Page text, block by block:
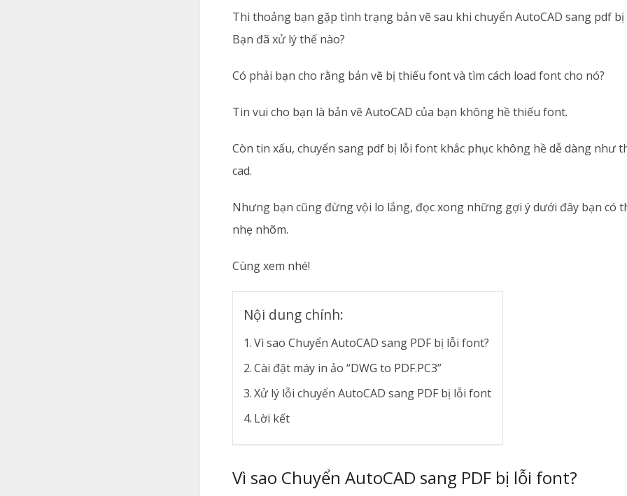
Thi thoảng bạn gặp tình trạng bản vẽ sau khi chuyển AutoCAD sang pdf
Bạn đã xử lý thế nào?
Có phải bạn cho rằng bản vẽ bị thiếu font và tìm cách load font cho nó?
Tin vui cho bạn là bản vẽ AutoCAD của bạn không hề thiếu font.
Còn tin xấu, chuyển sang pdf bị lỗi font khắc phục không hề dễ dàng như
cad.
Nhưng bạn cũng đừng vội lo lắng, đọc xong những gợi ý dưới đây bạn có
nhẹ nhõm.
Cùng xem nhé!
Nội dung chính:
Vì sao Chuyển AutoCAD sang PDF bị lỗi font?
Cài đặt máy in ảo “DWG to PDF.PC3”
Xử lý lỗi chuyển AutoCAD sang PDF bị lỗi font
Lời kết
Vì sao Chuyển AutoCAD sang PDF bị lỗi font?